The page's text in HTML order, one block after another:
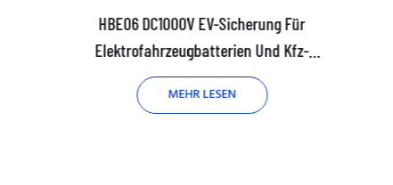
HBE06 DC1000V EV-Sicherung Für
Elektrofahrzeugbatterien Und Kfz-
Gleichstromkreisschutz
MEHR LESEN